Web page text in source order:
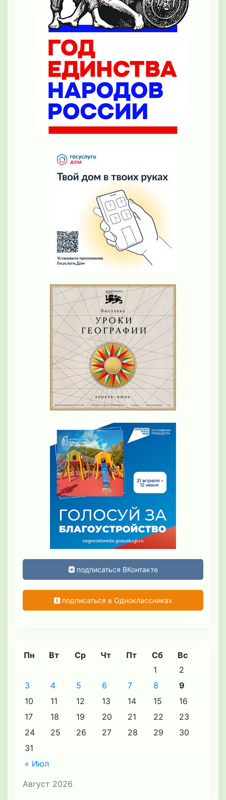
подписаться ВКонтакте
подписаться в Одноклассниках
Август 2026
Пн Вт Ср Чт Пт Сб Вс
« Июл
1
2
3
4 5 6 7 8
9
10
11 12 13 14 15
16
17
18 19 20 21 22
23
24
25 26 27 28 29
30
31